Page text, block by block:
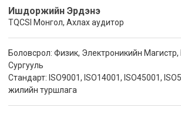
Ишдоржийн Эрдэнэ
TQCSI Монгол, Ахлах аудитор
Боловсрол: Физик, Электроникийн
Сургууль
Стандарт: ISO9001, ISO14001, ISO45001,
жилийн туршлага